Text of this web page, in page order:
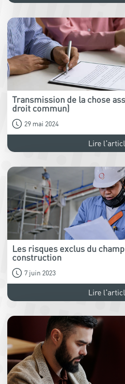
Transmission de la chose
droit commun)
29 mai 2024
Lire
Les risques exclus du
construction
7 juin 2023
Lire